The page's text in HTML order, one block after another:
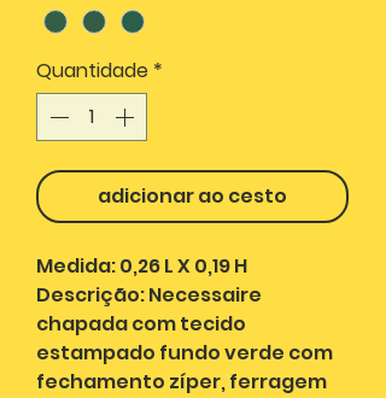
Quantidade *
adicionar ao cesto
Medida: 0,26 L X 0,19 H
Descrição: Necessaire
chapada com tecido
estampado fundo verde com
fechamento zíper, ferragem